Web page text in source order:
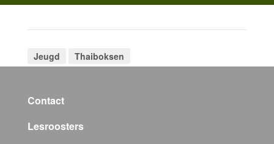
Jeugd Thaiboksen
Contact
Lesroosters